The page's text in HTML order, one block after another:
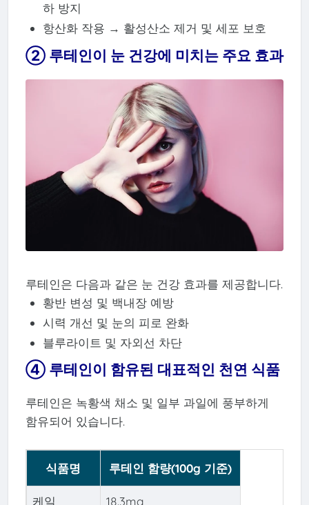
하 방지
항산화 작용 → 활성산소 제거 및 세포 보호
② 루테인이 눈 건강에 미치는 주요 효과
루테인은 다음과 같은 눈 건강 효과를 제공합니다.
황반 변성 및 백내장 예방
시력 개선 및 눈의 피로 완화
블루라이트 및 자외선 차단
④ 루테인이 함유된 대표적인 천연 식품
루테인은 녹황색 채소 및 일부 과일에 풍부하게
함유되어 있습니다.
식품명 루테인 함량(100g 기준)
케일 18.3mg